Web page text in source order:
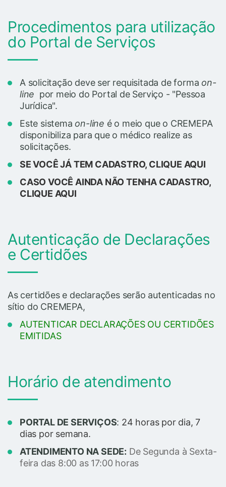
Procedimentos para utilização
do Portal de Serviços
A solicitação deve ser requisitada de forma on-
line por meio do Portal de Serviço - "Pessoa
Jurídica".
Este sistema on-line é o meio que o CREMEPA
disponibiliza para que o médico realize as
solicitações.
SE VOCÊ JÁ TEM CADASTRO, CLIQUE AQUI
CASO VOCÊ AINDA NÃO TENHA CADASTRO,
CLIQUE AQUI
Autenticação de Declarações
e Certidões
As certidões e declarações serão autenticadas no
sítio do CREMEPA,
AUTENTICAR DECLARAÇÕES OU CERTIDÕES
EMITIDAS
Horário de atendimento
PORTAL DE SERVIÇOS: 24 horas por dia, 7
dias por semana.
ATENDIMENTO NA SEDE: De Segunda à Sexta-
feira das 8:00 as 17:00 horas